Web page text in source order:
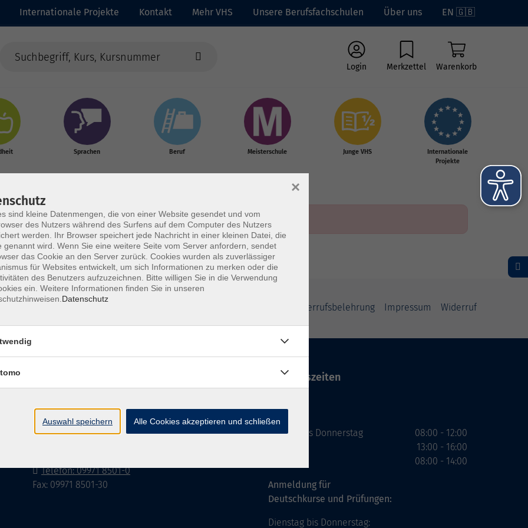
Internationale Projekte Kontakt Mehr VHS Unsere Berufsfachschulen Über uns EN 🇬🇧
Login Merkzettel Warenkorb
Sprachen Beruf Meisterschule Junge VHS
Internationale
Projekte
Widerrufsbelehrung Impressum Widerruf
Pfarrer-Seidl-Str. 1
93413 Cham
Telefon: 09971 8501-0
Fax: 09971 8501-30
Öffnungszeiten
VHS
Montag bis Donnerstag
Anmeldung für
Deutschkurse und Prüfungen:
Dienstag bis Donnerstag:
08:00 - 12:00
13:00 - 16:00
08:00 - 14:00
sind kleine Datenmengen, die von einer Website gesendet und vom
des Nutzers während des Surfens auf dem Computer des Nutzers
werden. Ihr Browser speichert jede Nachricht in einer kleinen Datei, die
genannt wird. Wenn Sie eine weitere Seite vom Server anfordern, sendet
das Cookie an den Server zurück. Cookies wurden als zuverlässiger
für Websites entwickelt, um sich Informationen zu merken oder die
des Benutzers aufzuzeichnen. Bitte willigen Sie in die Verwendung
ein. Weitere Informationen finden Sie in unseren
Datenschutz
×
Auswahl speichern Alle Cookies akzeptieren und schließen